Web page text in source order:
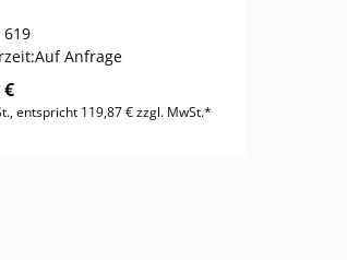
619
Auf Anfrage
€
entspricht 119,87 € zzgl. MwSt.*